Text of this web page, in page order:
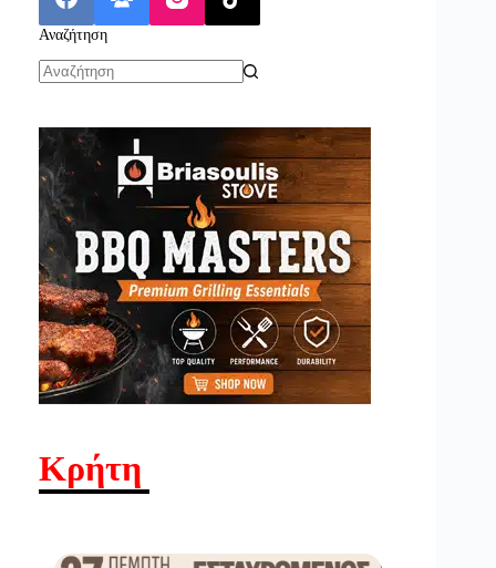
Αναζήτηση
Κρήτη